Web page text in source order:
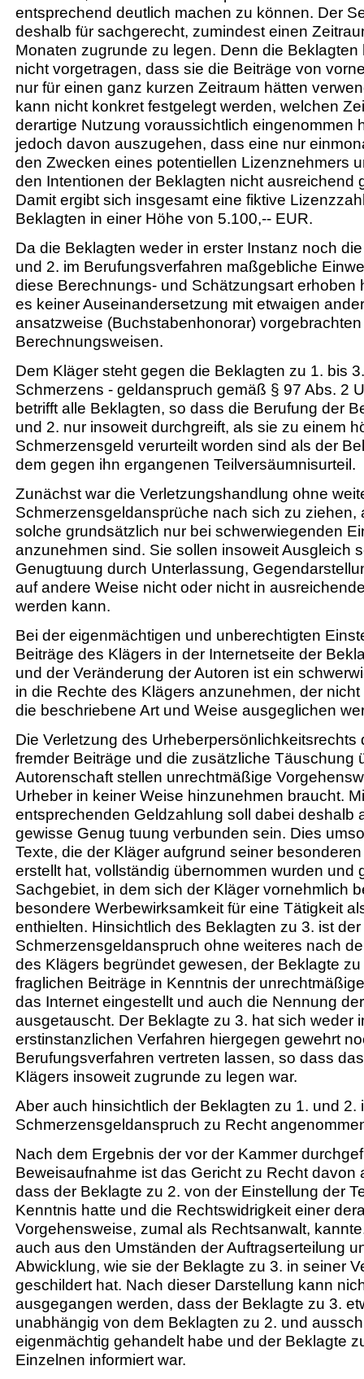
entsprechend deutlich machen zu können. Der
deshalb für sachgerecht, zumindest einen
Monaten zugrunde zu legen. Denn die Beklagten
nicht vorgetragen, dass sie die Beiträge von
nur für einen ganz kurzen Zeitraum hätten
kann nicht konkret festgelegt werden, welchen
derartige Nutzung voraussichtlich eingenommen
jedoch davon auszugehen, dass eine nur
den Zwecken eines potentiellen Lizenznehmers
den Intentionen der Beklagten nicht ausreichend
Damit ergibt sich insgesamt eine fiktive
Beklagten in einer Höhe von 5.100,-- EUR.
Da die Beklagten weder in erster Instanz noch
und 2. im Berufungsverfahren maßgebliche
diese Berechnungs- und Schätzungsart erhoben
es keiner Auseinandersetzung mit etwaigen
ansatzweise (Buchstabenhonorar) vorgebrachten
Berechnungsweisen.
Dem Kläger steht gegen die Beklagten zu 1. bis
Schmerzens - geldanspruch gemäß § 97 Abs. 2
betrifft alle Beklagten, so dass die Berufung der
und 2. nur insoweit durchgreift, als sie zu einem
Schmerzensgeld verurteilt worden sind als der
dem gegen ihn ergangenen Teilversäumnisurteil.
Zunächst war die Verletzungshandlung ohne
Schmerzensgeldansprüche nach sich zu ziehen,
solche grundsätzlich nur bei schwerwiegenden
anzunehmen sind. Sie sollen insoweit Ausgleich
Genugtuung durch Unterlassung,
auf andere Weise nicht oder nicht in
werden kann.
Bei der eigenmächtigen und unberechtigten
Beiträge des Klägers in der Internetseite der
und der Veränderung der Autoren ist ein
in die Rechte des Klägers anzunehmen, der
die beschriebene Art und Weise ausgeglichen
Die Verletzung des Urheberpersönlichkeitsrechts
fremder Beiträge und die zusätzliche Täuschung
Autorenschaft stellen unrechtmäßige
Urheber in keiner Weise hinzunehmen braucht.
entsprechenden Geldzahlung soll dabei deshalb
gewisse Genug tuung verbunden sein. Dies
Texte, die der Kläger aufgrund seiner
erstellt hat, vollständig übernommen wurden und
Sachgebiet, in dem sich der Kläger vornehmlich
besondere Werbewirksamkeit für eine Tätigkeit
enthielten. Hinsichtlich des Beklagten zu 3. ist der
Schmerzensgeldanspruch ohne weiteres nach
des Klägers begründet gewesen, der Beklagte
fraglichen Beiträge in Kenntnis der
das Internet eingestellt und auch die Nennung
ausgetauscht. Der Beklagte zu 3. hat sich weder
erstinstanzlichen Verfahren hiergegen gewehrt
Berufungsverfahren vertreten lassen, so dass
Klägers insoweit zugrunde zu legen war.
Aber auch hinsichtlich der Beklagten zu 1. und 2.
Schmerzensgeldanspruch zu Recht
Nach dem Ergebnis der vor der Kammer
Beweisaufnahme ist das Gericht zu Recht davon
dass der Beklagte zu 2. von der Einstellung der
Kenntnis hatte und die Rechtswidrigkeit einer
Vorgehensweise, zumal als Rechtsanwalt,
auch aus den Umständen der Auftragserteilung
Abwicklung, wie sie der Beklagte zu 3. in seiner
geschildert hat. Nach dieser Darstellung kann
ausgegangen werden, dass der Beklagte zu 3.
unabhängig von dem Beklagten zu 2. und
eigenmächtig gehandelt habe und der Beklagte
Einzelnen informiert war.